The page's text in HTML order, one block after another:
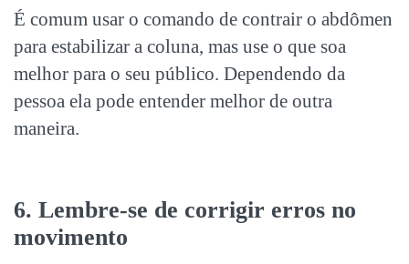
É comum usar o comando de contrair o abdômen
para estabilizar a coluna, mas use o que soa
melhor para o seu público. Dependendo da
pessoa ela pode entender melhor de outra
maneira.
6. Lembre-se de corrigir erros no
movimento